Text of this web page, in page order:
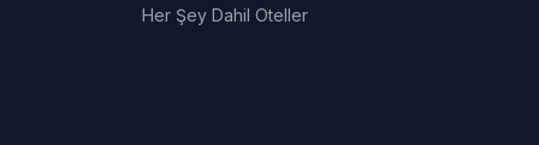
Her Şey Dahil Oteller